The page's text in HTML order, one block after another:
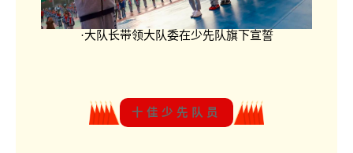
·大队长带领大队委在少先队旗下宣誓
十佳少先队员